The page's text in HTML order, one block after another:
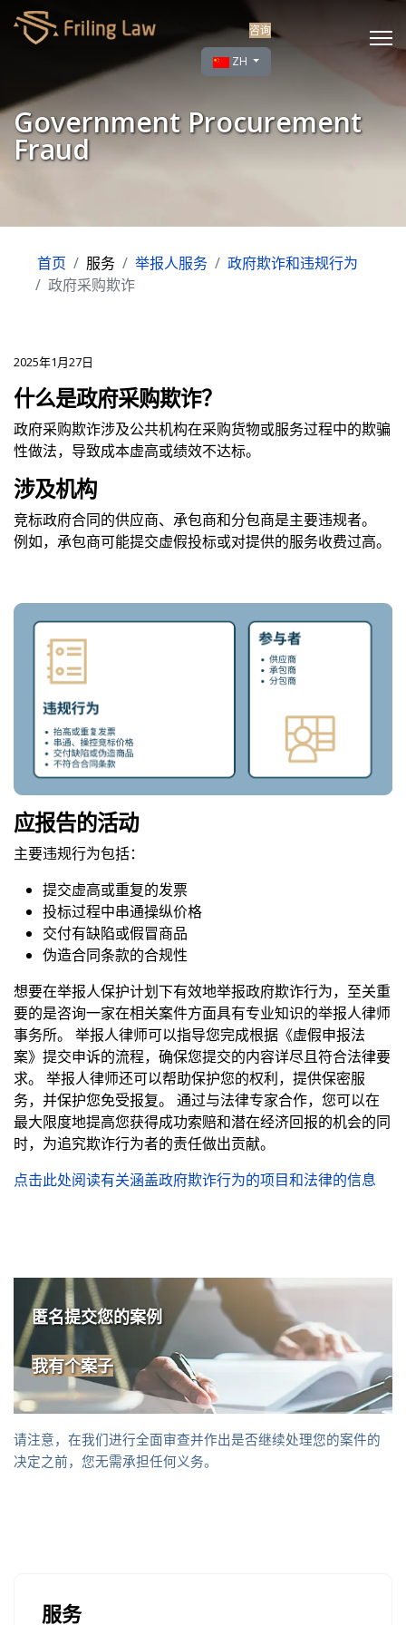
咨询
选择你的语音
ZH
Government Procurement
Fraud
首页 服务 举报人服务
政府欺诈和违规行为
政府采购欺诈
服务
2025年1月27日
什么是政府采购欺诈？
政府采购欺诈涉及公共机构在采购货物或服务过程中的欺骗
性做法，导致成本虚高或绩效不达标。
涉及机构
竞标政府合同的供应商、承包商和分包商是主要违规者。
例如，承包商可能提交虚假投标或对提供的服务收费过高。
应报告的活动
主要违规行为包括：
提交虚高或重复的发票
投标过程中串通操纵价格
交付有缺陷或假冒商品
伪造合同条款的合规性
想要在举报人保护计划下有效地举报政府欺诈行为，至关重
要的是咨询一家在相关案件方面具有专业知识的举报人律师
事务所。 举报人律师可以指导您完成根据《虚假申报法
案》提交申诉的流程，确保您提交的内容详尽且符合法律要
求。 举报人律师还可以帮助保护您的权利，提供保密服
务，并保护您免受报复。 通过与法律专家合作，您可以在
最大限度地提高您获得成功索赔和潜在经济回报的机会的同
时，为追究欺诈行为者的责任做出贡献。
点击此处阅读有关涵盖政府欺诈行为的项目和法律的信息
请注意，在我们进行全面审查并作出是否继续处理您的案件的
决定之前，您无需承担任何义务。
匿名提交您的案例
我有个案子